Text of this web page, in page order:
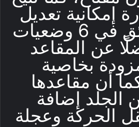
إمكانية تعديل
مقعد السائق في 6 وضعيات
عن المقاعد
بخاصية
أن مقاعدها
إضافة
الحركة وعجلة